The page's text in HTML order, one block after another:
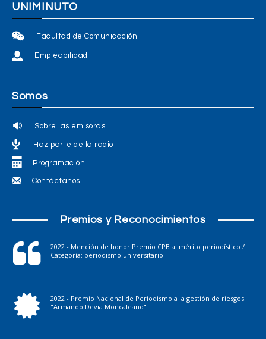
UNIMINUTO
Facultad de Comunicación
Empleabilidad
Somos
Sobre las emisoras
Haz parte de la radio
Programación
Contáctanos
Premios y Reconocimientos
2022 - Mención de honor Premio CPB al mérito periodístico /
Categoría: periodismo universitario
2022 - Premio Nacional de Periodismo a la gestión de riesgos
"Armando Devia Moncaleano"